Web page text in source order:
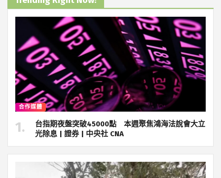
合作媒體
台指期夜盤突破45000點 本週聚焦鴻海法說會大立
光除息 | 證券 | 中央社 CNA